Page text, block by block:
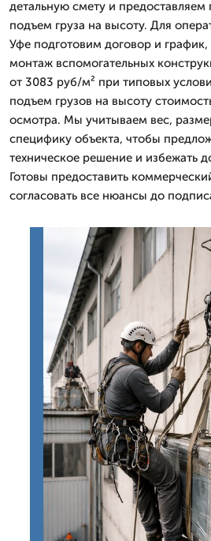
детальную смету и
подъем груза на высоту. Для
Уфе подготовим договор и
монтаж вспомогательных
от 3083 руб/м² при типовых
подъем грузов на высоту
осмотра. Мы учитываем вес,
специфику объекта, чтобы
техническое решение и избежать
Готовы предоставить
согласовать все нюансы до